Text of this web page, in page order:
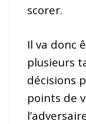
scorer.
Il va donc
plusieurs
décisions
points de